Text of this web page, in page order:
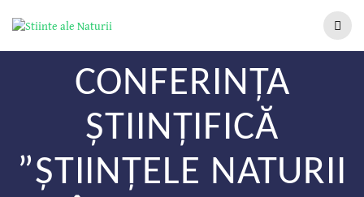
CONFERINȚA
ȘTIINȚIFICĂ
”ȘTIINȚELE NATURII